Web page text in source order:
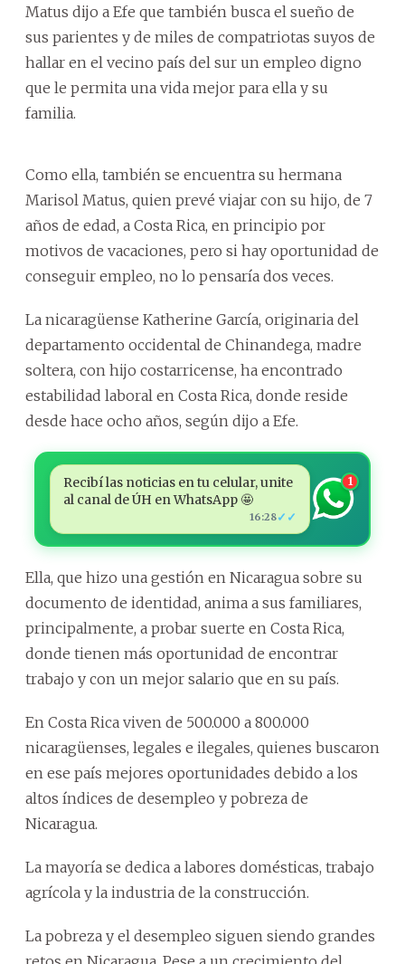
Matus dijo a Efe que también busca el sueño de
sus parientes y de miles de compatriotas suyos de
hallar en el vecino país del sur un empleo digno
que le permita una vida mejor para ella y su
familia.
Como ella, también se encuentra su hermana
Marisol Matus, quien prevé viajar con su hijo, de 7
años de edad, a Costa Rica, en principio por
motivos de vacaciones, pero si hay oportunidad de
conseguir empleo, no lo pensaría dos veces.
La nicaragüense Katherine García, originaria del
departamento occidental de Chinandega, madre
soltera, con hijo costarricense, ha encontrado
estabilidad laboral en Costa Rica, donde reside
desde hace ocho años, según dijo a Efe.
Recibí las noticias en tu celular, unite
al canal de ÚH en WhatsApp 🤩
16:28✓✓
1
Ella, que hizo una gestión en Nicaragua sobre su
documento de identidad, anima a sus familiares,
principalmente, a probar suerte en Costa Rica,
donde tienen más oportunidad de encontrar
trabajo y con un mejor salario que en su país.
En Costa Rica viven de 500.000 a 800.000
nicaragüenses, legales e ilegales, quienes buscaron
en ese país mejores oportunidades debido a los
altos índices de desempleo y pobreza de
Nicaragua.
La mayoría se dedica a labores domésticas, trabajo
agrícola y la industria de la construcción.
La pobreza y el desempleo siguen siendo grandes